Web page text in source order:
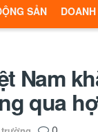
SẢN
Nam
qua